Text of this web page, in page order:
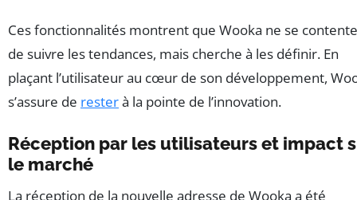
Ces fonctionnalités montrent que Wooka ne se
de suivre les tendances, mais cherche à les définir. En
plaçant l’utilisateur au cœur de son développement,
s’assure de resterà la pointe de l’innovation.
Réception par les utilisateurs et impact
le marché
La réception de la nouvelle adresse de Wooka a été